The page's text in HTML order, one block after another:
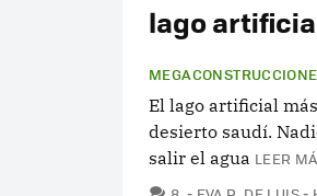
lago
El lago artificial
desierto saudí.
salir el agua LEER
COMENTARIOS